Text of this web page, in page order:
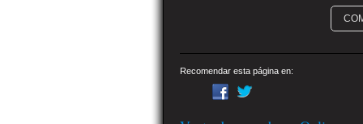
Recomendar esta página en: